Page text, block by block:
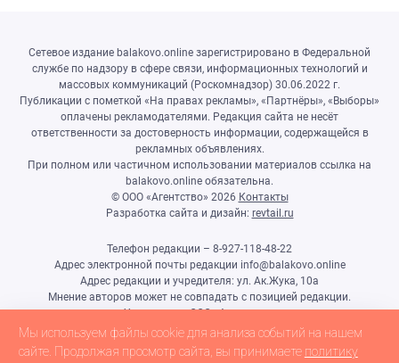
Сетевое издание balakovo.online зарегистрировано в Федеральной
службе по надзору в сфере связи, информационных технологий и
массовых коммуникаций (Роскомнадзор) 30.06.2022 г.
Публикации с пометкой «На правах рекламы», «Партнёры», «Выборы»
оплачены рекламодателями. Редакция сайта не несёт
ответственности за достоверность информации, содержащейся в
рекламных объявлениях.
При полном или частичном использовании материалов ссылка на
balakovo.online обязательна.
© ООО «Агентство» 2026 Контакты
Разработка сайта и дизайн: revtail.ru
Телефон редакции – 8-927-118-48-22
Адрес электронной почты редакции info@balakovo.online
Адрес редакции и учредителя: ул. Ак.Жука, 10а
Мнение авторов может не совпадать с позицией редакции.
Учредитель: ООО «Агентство»
Гл.редактор Ивлиева Н.Н.
Настоящий ресурс может содержать материалы 18+
Мы используем файлы cookie для анализа событий на нашем
сайте. Продолжая просмотр сайта, вы принимаете политику